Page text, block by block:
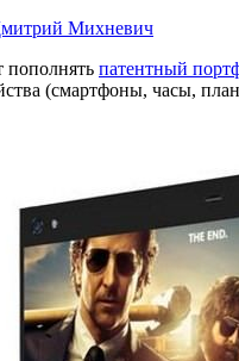
Михневич
пополнять патентный
(смартфоны, часы,